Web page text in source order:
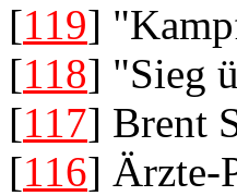
[119]
[118] "Sieg
[117] Brent
[116] Ärzte-